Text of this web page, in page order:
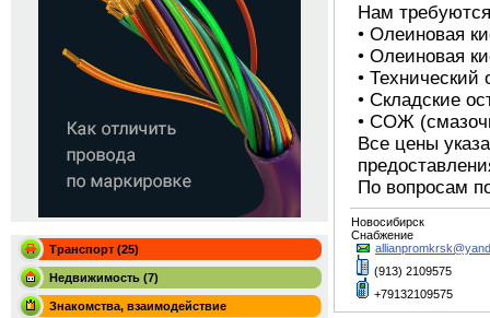
Транспорт (25)
Недвижимость (7)
Знакомства, взаимодействие
Нам
• Олеиновая
• Олеиновая
• Технический
• Складские
• СОЖ
Все цены
По вопросам
Новосибирск
Снабжение
(913) 2109575
+79132109575